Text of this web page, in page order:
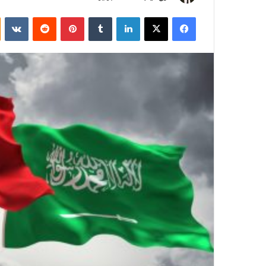
فيسبوك ‫X لينكدإن بينتيريست